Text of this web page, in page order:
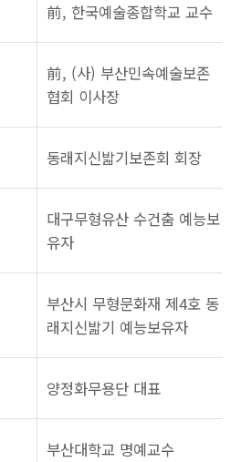
前, 한국예술종합학교 교수
前, (사) 부산민속예술보존
협회 이사장
동래지신밟기보존회 회장
대구무형유산 수건춤 예능보
유자
부산시 무형문화재 제4호 동
래지신밟기 예능보유자
양정화무용단 대표
부산대학교 명예교수